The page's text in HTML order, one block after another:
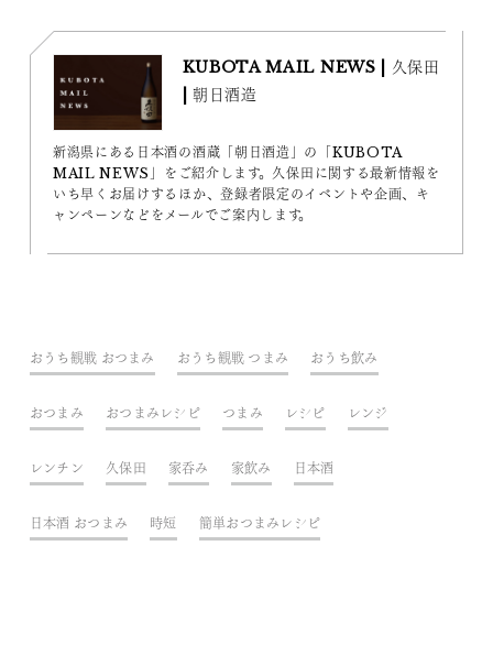
KUBOTA MAIL NEWS | 久保田
| 朝日酒造
新潟県にある日本酒の酒蔵「朝日酒造」の「KUBOTA
MAIL NEWS」をご紹介します。久保田に関する最新情報を
いち早くお届けするほか、登録者限定のイベントや企画、キ
ャンペーンなどをメールでご案内します。
おうち観戦 おつまみ おうち観戦 つまみ おうち飲み
おつまみ おつまみレシピ つまみ レシピ レンジ
レンチン 久保田 家呑み 家飲み 日本酒
日本酒 おつまみ 時短 簡単おつまみレシピ